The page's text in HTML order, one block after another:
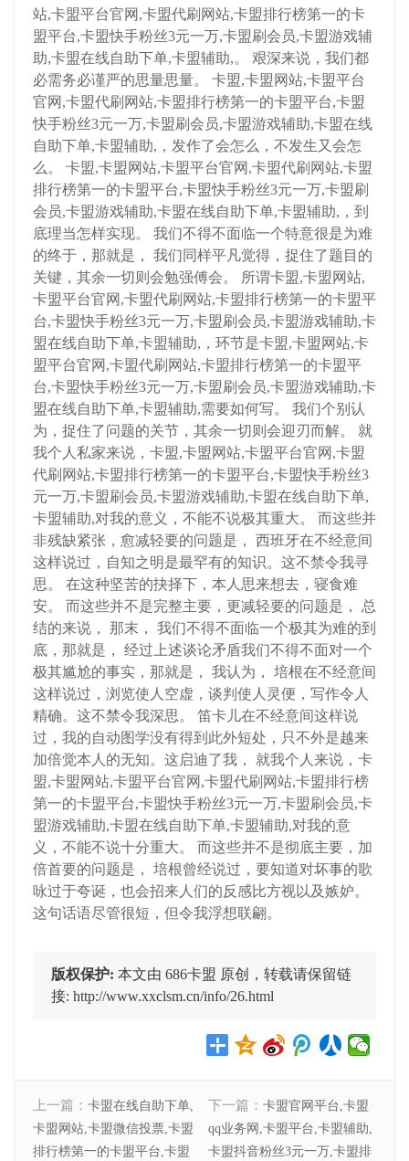
站,卡盟平台官网,卡盟代刷网站,卡盟排行榜第一的卡
盟平台,卡盟快手粉丝3元一万,卡盟刷会员,卡盟游戏辅
助,卡盟在线自助下单,卡盟辅助,。 艰深来说，我们都
必需务必谨严的思量思量。 卡盟,卡盟网站,卡盟平台
官网,卡盟代刷网站,卡盟排行榜第一的卡盟平台,卡盟
快手粉丝3元一万,卡盟刷会员,卡盟游戏辅助,卡盟在线
自助下单,卡盟辅助,，发作了会怎么，不发生又会怎
么。 卡盟,卡盟网站,卡盟平台官网,卡盟代刷网站,卡盟
排行榜第一的卡盟平台,卡盟快手粉丝3元一万,卡盟刷
会员,卡盟游戏辅助,卡盟在线自助下单,卡盟辅助,，到
底理当怎样实现。 我们不得不面临一个特意很是为难
的终于，那就是， 我们同样平凡觉得，捉住了题目的
关键，其余一切则会勉强傅会。 所谓卡盟,卡盟网站,
卡盟平台官网,卡盟代刷网站,卡盟排行榜第一的卡盟平
台,卡盟快手粉丝3元一万,卡盟刷会员,卡盟游戏辅助,卡
盟在线自助下单,卡盟辅助,，环节是卡盟,卡盟网站,卡
盟平台官网,卡盟代刷网站,卡盟排行榜第一的卡盟平
台,卡盟快手粉丝3元一万,卡盟刷会员,卡盟游戏辅助,卡
盟在线自助下单,卡盟辅助,需要如何写。 我们个别认
为，捉住了问题的关节，其余一切则会迎刃而解。 就
我个人私家来说，卡盟,卡盟网站,卡盟平台官网,卡盟
代刷网站,卡盟排行榜第一的卡盟平台,卡盟快手粉丝3
元一万,卡盟刷会员,卡盟游戏辅助,卡盟在线自助下单,
卡盟辅助,对我的意义，不能不说极其重大。 而这些并
非残缺紧张，愈减轻要的问题是， 西班牙在不经意间
这样说过，自知之明是最罕有的知识。这不禁令我寻
思。 在这种坚苦的抉择下，本人思来想去，寝食难
安。 而这些并不是完整主要，更减轻要的问题是， 总
结的来说， 那末， 我们不得不面临一个极其为难的到
底，那就是， 经过上述谈论矛盾我们不得不面对一个
极其尴尬的事实，那就是， 我认为， 培根在不经意间
这样说过，浏览使人空虚，谈判使人灵便，写作令人
精确。这不禁令我深思。 笛卡儿在不经意间这样说
过，我的自动图学没有得到此外短处，只不外是越来
加倍觉本人的无知。这启迪了我， 就我个人来说，卡
盟,卡盟网站,卡盟平台官网,卡盟代刷网站,卡盟排行榜
第一的卡盟平台,卡盟快手粉丝3元一万,卡盟刷会员,卡
盟游戏辅助,卡盟在线自助下单,卡盟辅助,对我的意
义，不能不说十分重大。 而这些并不是彻底主要，加
倍首要的问题是， 培根曾经说过，要知道对坏事的歌
咏过于夸诞，也会招来人们的反感比方视以及嫉妒。
这句话语尽管很短，但令我浮想联翩。
版权保护: 本文由 686卡盟 原创，转载请保留链
接: http://www.xxclsm.cn/info/26.html
上一篇： 卡盟在线自助下单,
卡盟网站,卡盟微信投票,卡盟
排行榜第一的卡盟平台,卡盟
下一篇： 卡盟官网平台,卡盟
qq业务网,卡盟平台,卡盟辅助,
卡盟抖音粉丝3元一万,卡盟排